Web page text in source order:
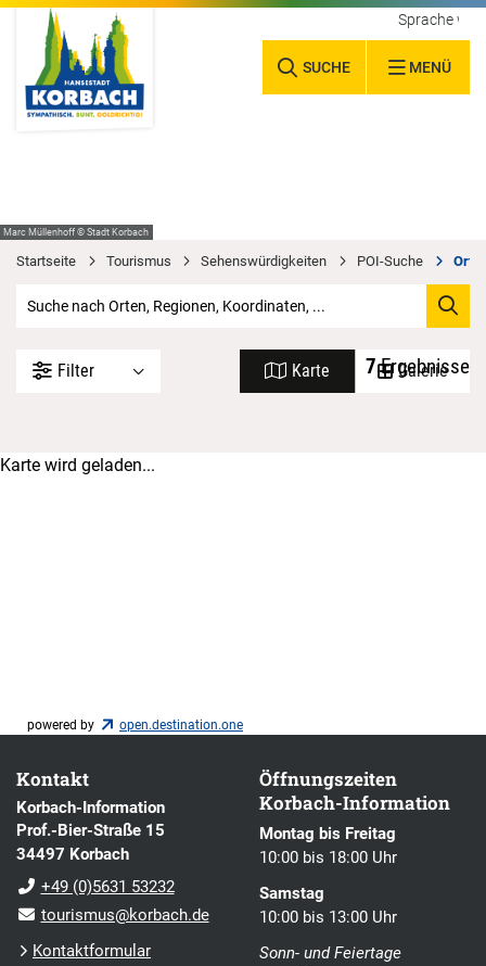
SUCHE MENÜ
Sprache
Marc Müllenhoff © Stadt Korbach
Startseite Tourismus Sehenswürdigkeiten POI-Suche Orte
Filter Karte Galerie
7Ergebnisse
Karte wird geladen...
powered by open.destination.one
Kontakt
Korbach-Information
Prof.-Bier-Straße 15
34497 Korbach
+49 (0)5631 53232
tourismus@korbach.de
Kontaktformular
Öffnungszeiten
Korbach-Information
Montag bis Freitag
10:00 bis 18:00 Uhr
Samstag
10:00 bis 13:00 Uhr
Sonn- und Feiertage